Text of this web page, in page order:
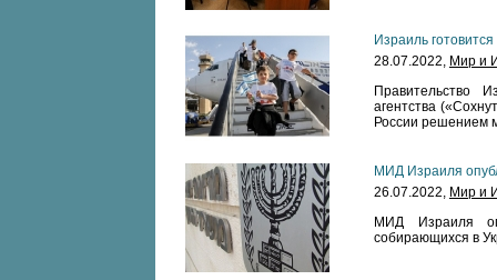
Израиль
28.07.2022, Мир и
Правительство
агентства
России решением
МИД Израиля
26.07.2022, Мир и
МИД Израиля
собирающихся в